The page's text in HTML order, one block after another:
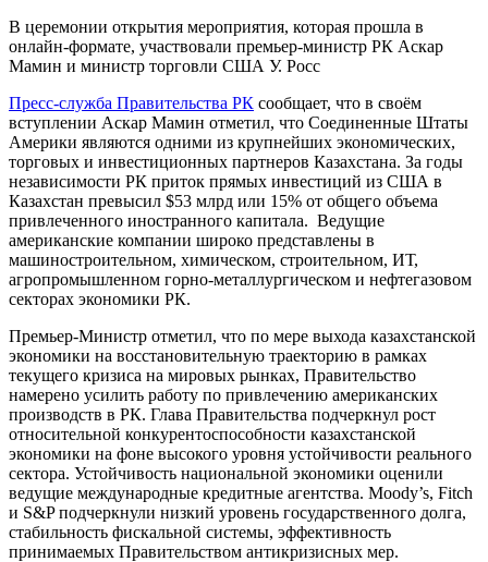
В церемонии открытия мероприятия, которая прошла в
онлайн-формате, участвовали премьер-министр РК Аскар
Мамин и министр торговли США У. Росс
Пресс-служба Правительства РК сообщает, что в своём
вступлении Аскар Мамин отметил, что Соединенные Штаты
Америки являются одними из крупнейших экономических,
торговых и инвестиционных партнеров Казахстана. За годы
независимости РК приток прямых инвестиций из США в
Казахстан превысил $53 млрд или 15% от общего объема
привлеченного иностранного капитала. Ведущие
американские компании широко представлены в
машиностроительном, химическом, строительном, ИТ,
агропромышленном горно-металлургическом и нефтегазовом
секторах экономики РК.
Премьер-Министр отметил, что по мере выхода казахстанской
экономики на восстановительную траекторию в рамках
текущего кризиса на мировых рынках, Правительство
намерено усилить работу по привлечению американских
производств в РК. Глава Правительства подчеркнул рост
относительной конкурентоспособности казахстанской
экономики на фоне высокого уровня устойчивости реального
сектора. Устойчивость национальной экономики оценили
ведущие международные кредитные агентства. Moody’s, Fitch
и S&P подчеркнули низкий уровень государственного долга,
стабильность фискальной системы, эффективность
принимаемых Правительством антикризисных мер.